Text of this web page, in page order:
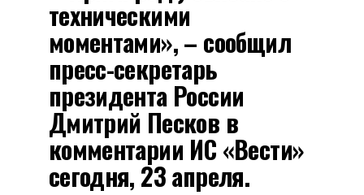
техническими
моментами», – сообщил
пресс-секретарь
президента России
Дмитрий Песков в
комментарии ИС «Вести»
сегодня, 23 апреля.